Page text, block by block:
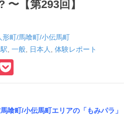
【第293回】
町/馬喰町/小伝馬町
, 一般, 日本人, 体験レポート
H
o
喰町/小伝馬町エリアの「もみパラ」